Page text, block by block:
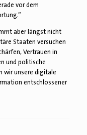
vor dem
aber längst nicht
Staaten versuchen
Vertrauen in
und politische
wir unsere digitale
entschlossener